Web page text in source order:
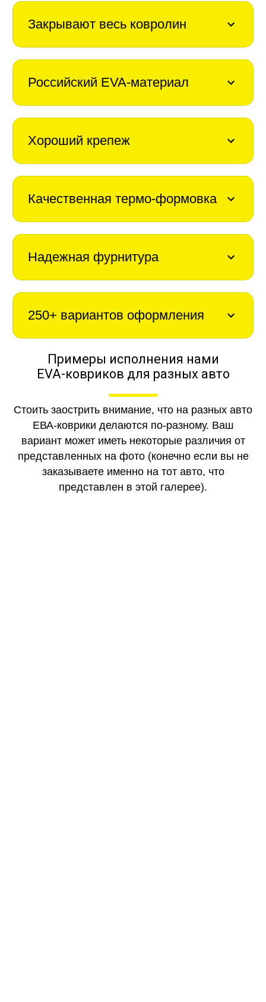
Закрывают весь ковролин
Российский EVA-материал
Хороший крепеж
Качественная термо-формовка
Надежная фурнитура
250+ вариантов оформления
Примеры исполнения нами
EVA-ковриков для разных авто
Стоить заострить внимание, что на разных авто
ЕВА-коврики делаются по-разному. Ваш
вариант может иметь некоторые различия от
представленных на фото (конечно если вы не
заказываете именно на тот авто, что
представлен в этой галерее).